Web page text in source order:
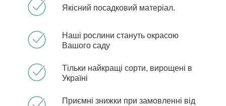
Якісний посадковий матеріал.
Наші рослини стануть окрасою
Вашого саду
Тільки найкращі сорти, вирощені в
Україні
Приємні знижки при замовленні від